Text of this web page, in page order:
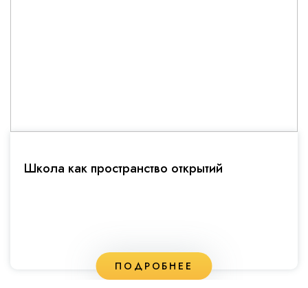
Школа как пространство открытий
ПОДРОБНЕЕ